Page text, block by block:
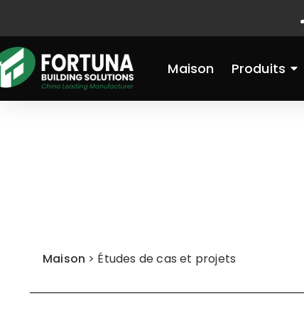
contenu
Maison Produits
Maison > Études de cas et projets